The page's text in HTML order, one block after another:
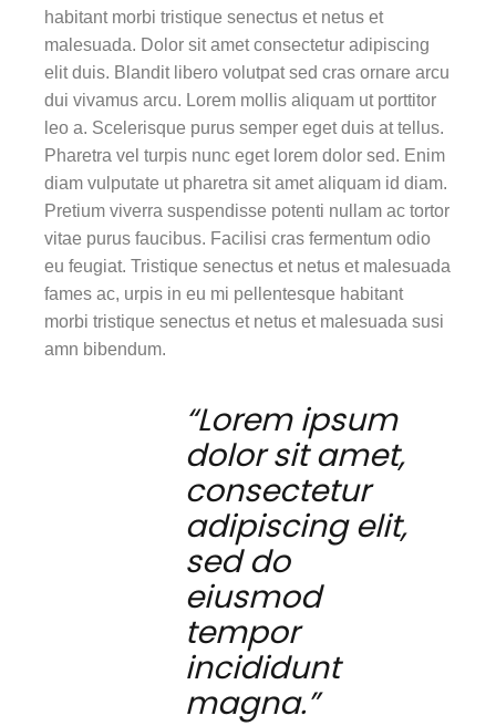
habitant morbi tristique senectus et netus et
malesuada. Dolor sit amet consectetur adipiscing
elit duis. Blandit libero volutpat sed cras ornare arcu
dui vivamus arcu. Lorem mollis aliquam ut porttitor
leo a. Scelerisque purus semper eget duis at tellus.
Pharetra vel turpis nunc eget lorem dolor sed. Enim
diam vulputate ut pharetra sit amet aliquam id diam.
Pretium viverra suspendisse potenti nullam ac tortor
vitae purus faucibus. Facilisi cras fermentum odio
eu feugiat. Tristique senectus et netus et malesuada
fames ac, urpis in eu mi pellentesque habitant
morbi tristique senectus et netus et malesuada susi
amn bibendum.
“Lorem ipsum
dolor sit amet,
consectetur
adipiscing elit,
sed do
eiusmod
tempor
incididunt
magna.”